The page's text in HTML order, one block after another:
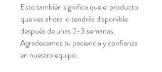
Esto también significa que el producto
que ves ahora lo tendrás disponible
después de unas 2-3 semanas.
Agradecemos tu paciencia y confianza
en nuestro equipo.